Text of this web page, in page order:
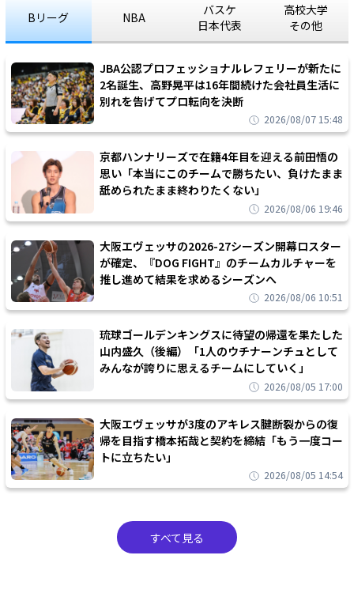
Bリーグ NBA
バスケ
日本代表
高校大学
その他
JBA公認プロフェッショナルレフェリーが新たに
2名誕生、高野晃平は16年間続けた会社員生活に
別れを告げてプロ転向を決断
2026/08/07 15:48
京都ハンナリーズで在籍4年目を迎える前田悟の
思い「本当にこのチームで勝ちたい、負けたまま
舐められたまま終わりたくない」
2026/08/06 19:46
大阪エヴェッサの2026-27シーズン開幕ロスター
が確定、『DOG FIGHT』のチームカルチャーを
推し進めて結果を求めるシーズンへ
2026/08/06 10:51
琉球ゴールデンキングスに待望の帰還を果たした
山内盛久（後編）「1人のウチナーンチュとして
みんなが誇りに思えるチームにしていく」
2026/08/05 17:00
大阪エヴェッサが3度のアキレス腱断裂からの復
帰を目指す橋本拓哉と契約を締結「もう一度コー
トに立ちたい」
2026/08/05 14:54
すべて見る